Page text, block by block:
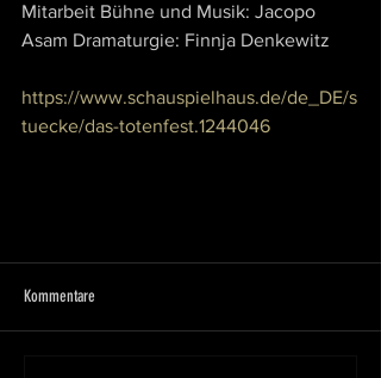
Mitarbeit Bühne und Musik: Jacopo
Asam Dramaturgie: Finnja Denkewitz
https://www.schauspielhaus.de/de_DE/s
tuecke/das-totenfest.1244046
Kommentare